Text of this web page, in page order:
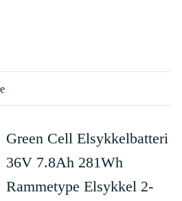
Green Cell Elsykkelbatteri
36V 7.8Ah 281Wh
Rammetype Elsykkel 2-